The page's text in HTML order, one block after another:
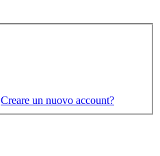
Creare un nuovo account?